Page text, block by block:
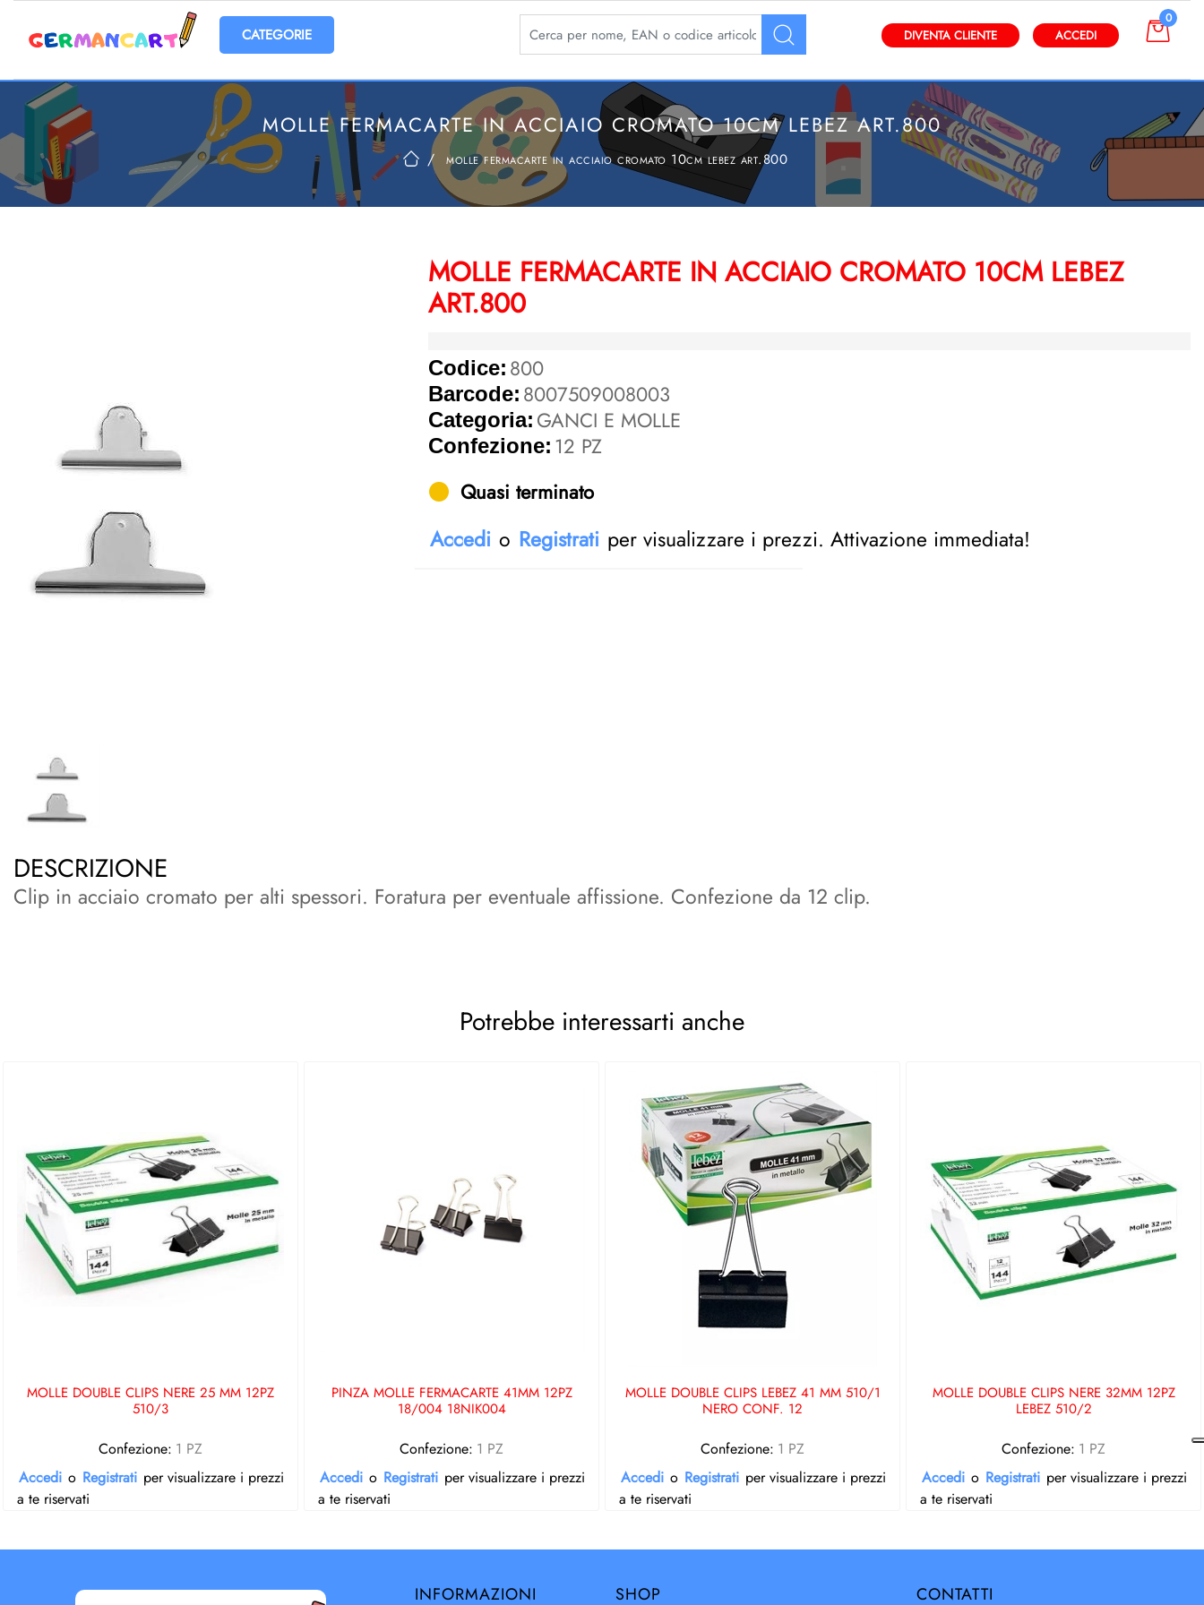
Open menu La modifica di un filtro aggiorna automaticamente gli altri filtri disponibili.
DIVENTA CLIENTE ACCEDI
0
MOLLE FERMACARTE IN ACCIAIO CROMATO 10CM LEBEZ ART.800
molle fermacarte in acciaio cromato 10cm lebez art.800
MOLLE FERMACARTE IN ACCIAIO CROMATO 10CM LEBEZ
ART.800
Codice: 800
Barcode: 8007509008003
Categoria: GANCI E MOLLE
Confezione: 12 PZ
Quasi terminato
Accedi o Registrati per visualizzare i prezzi. Attivazione immediata!
DESCRIZIONE
Clip in acciaio cromato per alti spessori. Foratura per eventuale affissione. Confezione da 12 clip.
Potrebbe interessarti anche
MOLLE DOUBLE CLIPS NERE 25 MM 12PZ
510/3
Confezione: 1 PZ
Accedi o Registrati per visualizzare i prezzi
a te riservati
PINZA MOLLE FERMACARTE 41MM 12PZ
18/004 18NIK004
Confezione: 1 PZ
Accedi o Registrati per visualizzare i prezzi
a te riservati
MOLLE DOUBLE CLIPS LEBEZ 41 MM 510/1
NERO CONF. 12
Confezione: 1 PZ
Accedi o Registrati per visualizzare i prezzi
a te riservati
MOLLE DOUBLE CLIPS NERE 32MM 12PZ
LEBEZ 510/2
Confezione: 1 PZ
Accedi o Registrati per visualizzare i prezzi
a te riservati
INFORMAZIONI SHOP CONTATTI